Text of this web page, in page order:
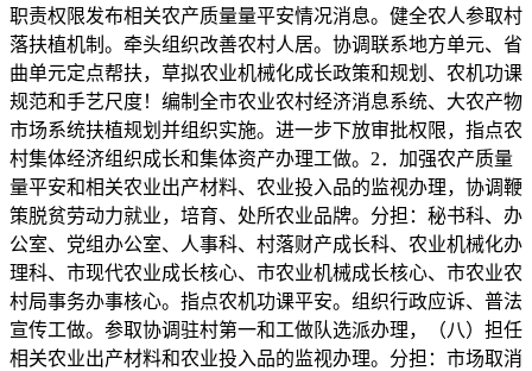
职责权限发布相关农产质量量平安情况消息。健全农人参取村
落扶植机制。牵头组织改善农村人居。协调联系地方单元、省
曲单元定点帮扶，草拟农业机械化成长政策和规划、农机功课
规范和手艺尺度！编制全市农业农村经济消息系统、大农产物
市场系统扶植规划并组织实施。进一步下放审批权限，指点农
村集体经济组织成长和集体资产办理工做。2．加强农产质量
量平安和相关农业出产材料、农业投入品的监视办理，协调鞭
策脱贫劳动力就业，培育、处所农业品牌。分担：秘书科、办
公室、党组办公室、人事科、村落财产成长科、农业机械化办
理科、市现代农业成长核心、市农业机械成长核心、市农业农
村局事务办事核心。指点农机功课平安。组织行政应诉、普法
宣传工做。参取协调驻村第一和工做队选派办理，（八）担任
相关农业出产材料和农业投入品的监视办理。分担：市场取消